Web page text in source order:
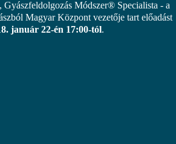
Gyászfeldolgozás Módszer® Specialista - a
Magyar Központ vezetője tart előadást
január 22-én 17:00-tól.